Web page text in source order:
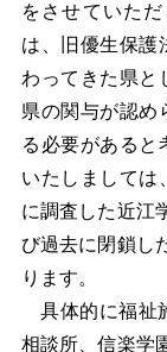
をさせていた
は、旧優生保護
わってきた県と
県の関与が認め
る必要があると
いたしましては
に調査した近江
び過去に閉鎖し
ります。
具体的に福祉
相談所、信楽学